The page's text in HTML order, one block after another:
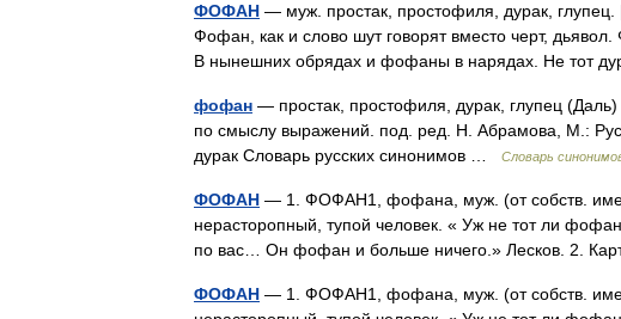
ФОФАН — муж. простак, простофиля, дурак,
Фофан, как и слово шут говорят вместо черт,
В нынешних обрядах и фофаны в нарядах. Не тот
фофан — простак, простофиля, дурак, глупец
по смыслу выражений. под. ред. Н. Абрамова, М.:
дурак Словарь русских синонимов …
Словарь
ФОФАН — 1. ФОФАН1, фофана, муж. (от собств.
нерасторопный, тупой человек. « Уж не тот ли
по вас… Он фофан и больше ничего.» Лесков. 2.
ФОФАН — 1. ФОФАН1, фофана, муж. (от собств.